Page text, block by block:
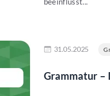
31.05.2025
Grammatur –